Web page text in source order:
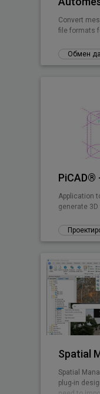
Convert
file formats
Обмен
Application
generate 3D
Spatial
plug-in